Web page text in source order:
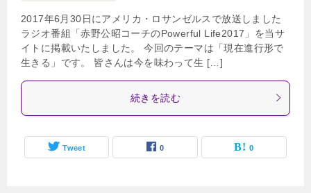
2017年6月30日にアメリカ・ロサンゼルスで放送しました
ラジオ番組「赤野公昭コーチのPowerful Life2017」を当サ
イトに掲載いたしました。 今回のテーマは「現在進行形で
生きる」です。 皆さんは今を味わって生 […]
続きを読む
Tweet 0 0